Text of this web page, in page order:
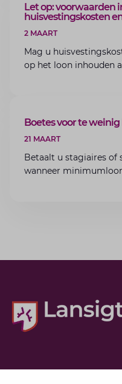
ARTIKEL
Let op: voorwaarden
huisvestingskosten
2 MAART
Mag u
op het loon inhouden
ARTIKEL
Boetes voor te
21 MAART
Betaalt u stagiaires of
wanneer